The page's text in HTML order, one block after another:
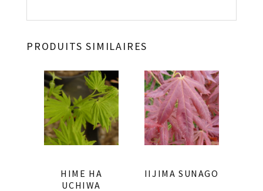
PRODUITS SIMILAIRES
HIME HA
UCHIWA
IIJIMA SUNAGO